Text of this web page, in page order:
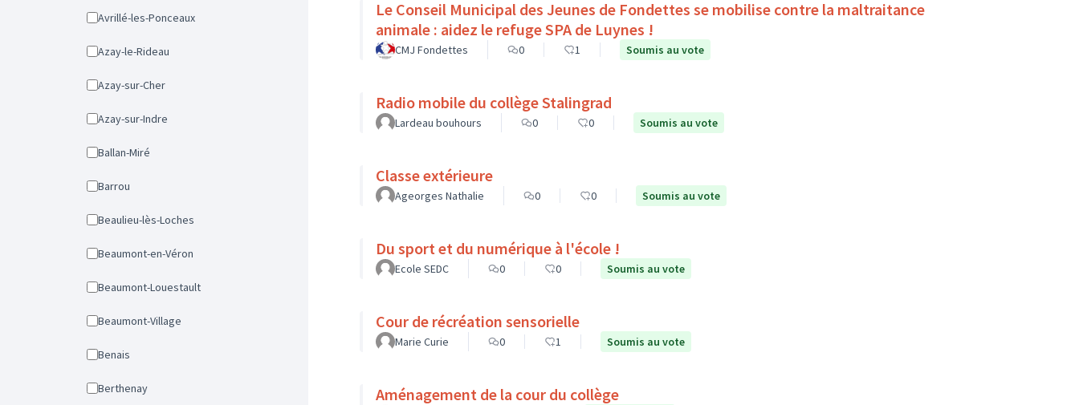
Avrillé-les-Ponceaux
Azay-le-Rideau
Azay-sur-Cher
Azay-sur-Indre
Ballan-Miré
Barrou
Beaulieu-lès-Loches
Beaumont-en-Véron
Beaumont-Louestault
Beaumont-Village
Benais
Berthenay
Le Conseil Municipal des Jeunes de Fondettes se mobilise contre la maltraitance
animale : aidez le refuge SPA de Luynes !
CMJ Fondettes 0 1 Soumis au vote
Radio mobile du collège Stalingrad
Lardeau bouhours 0 0 Soumis au vote
Classe extérieure
Ageorges Nathalie 0 0 Soumis au vote
Du sport et du numérique à l'école !
Ecole SEDC 0 0 Soumis au vote
Cour de récréation sensorielle
Marie Curie 0 1 Soumis au vote
Aménagement de la cour du collège